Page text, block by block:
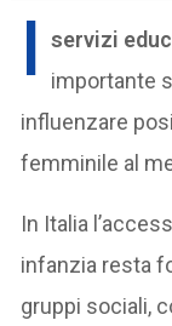
I servizi
importante
influenzare
femminile al
In Italia
infanzia resta
gruppi sociali,